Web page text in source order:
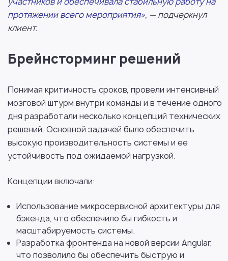
протяжении всего мероприятия», — подчеркнул
клиент.
Брейнсторминг решений
Понимая критичность сроков, провели интенсивный
мозговой штурм внутри команды и в течение одного
дня разработали несколько концепций технических
решений. Основной задачей было обеспечить
высокую производительность системы и ее
устойчивость под ожидаемой нагрузкой.
Концепции включали:
Использование микросервисной архитектуры для
бэкенда, что обеспечило бы гибкость и
масштабируемость системы.
Разработка фронтенда на новой версии Angular,
что позволило бы обеспечить быструю и